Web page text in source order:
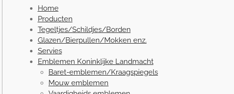
Home
Producten
Tegeltjes/Schildjes/Borden
Glazen/Bierpullen/Mokken enz.
Servies
Emblemen Koninklijke Landmacht
Baret-emblemen/Kraagspiegels
Mouw emblemen